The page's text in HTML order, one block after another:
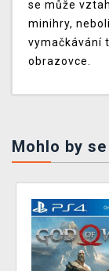
se může
minihry,
vymačkávání
obrazovce.
Mohlo by